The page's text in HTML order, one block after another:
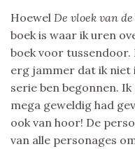
Hoewel De vloek van
boek is waar ik uren
boek voor tussendoor.
erg jammer dat ik
serie ben begonnen.
mega geweldig had
ook van hoor! De
van alle personages